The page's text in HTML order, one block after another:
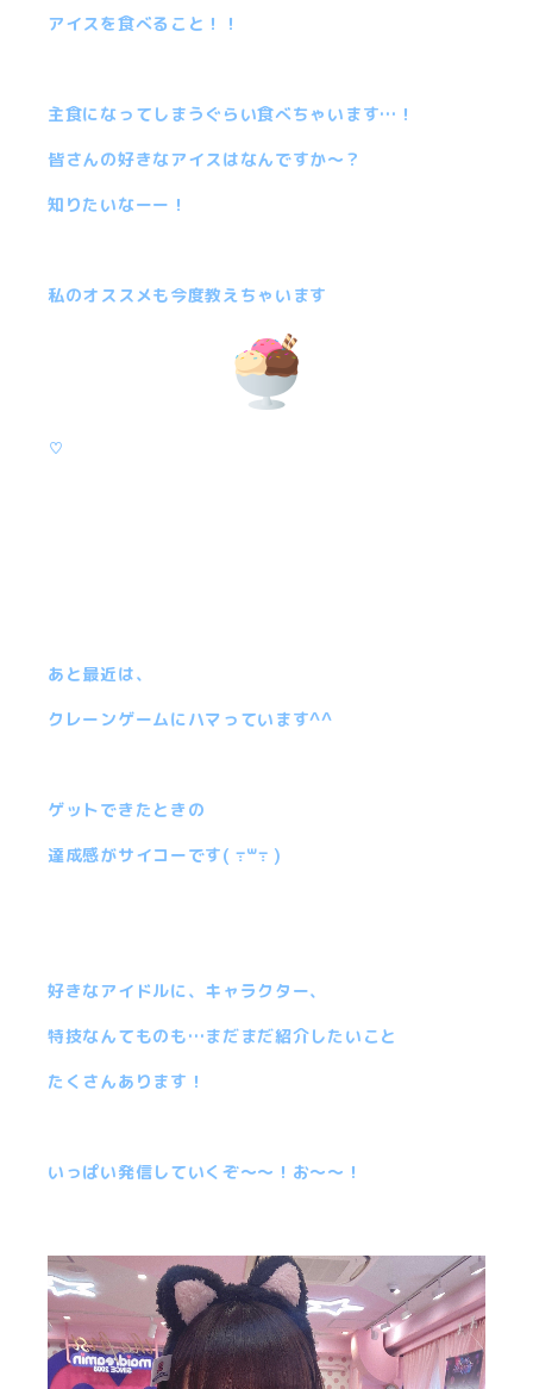
アイスを食べること！！
主食になってしまうぐらい食べちゃいます…！
皆さんの好きなアイスはなんですか〜？
知りたいなーー！
私のオススメも今度教えちゃいます
♡
あと最近は、
クレーンゲームにハマっています^^
ゲットできたときの
達成感がサイコーです( ߹꒳​߹ )
好きなアイドルに、キャラクター、
特技なんてものも…まだまだ紹介したいこと
たくさんあります！
いっぱい発信していくぞ〜〜！お〜〜！